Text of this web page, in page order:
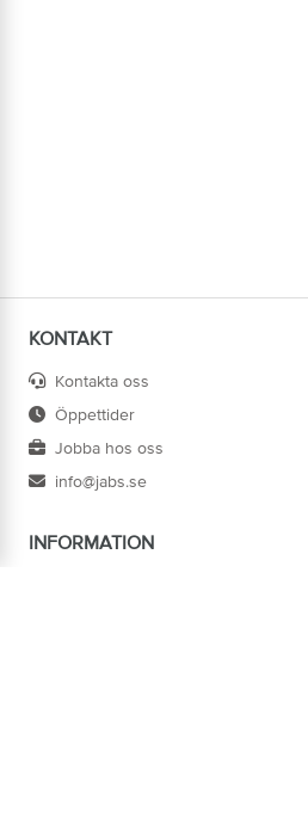
KONTAKT
Kontakta oss
Öppettider
Jobba hos oss
info@jabs.se
INFORMATION